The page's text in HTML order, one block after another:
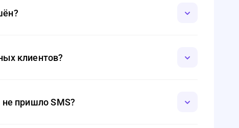
клиентов?
пришло SMS?